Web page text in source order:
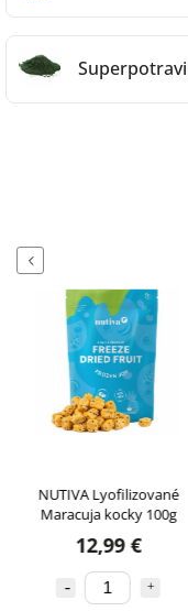
Previous
NUTIVA Lyofilizované
Maracuja kocky 100g
12,99 €